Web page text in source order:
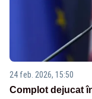
24 feb. 2026, 15:50
Complot dejucat